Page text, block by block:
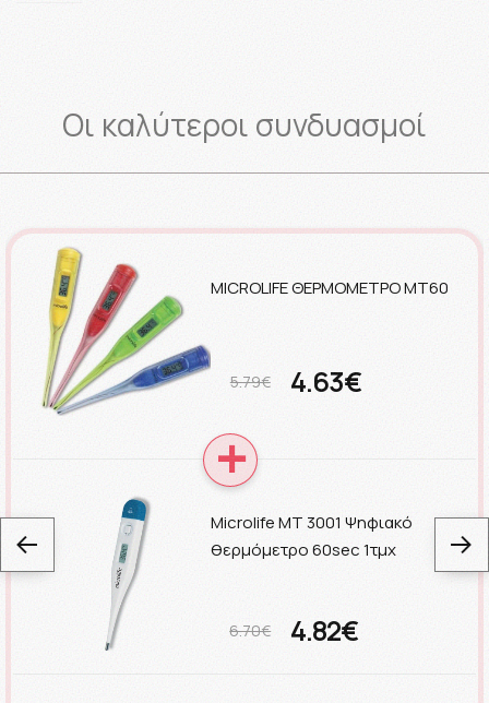
Οι καλύτεροι συνδυασμοί
MICROLIFE ΘΕΡΜΟΜΕΤΡΟ MT60
5.79€ 4.63€
Microlife MT 3001 Ψηφιακό
θερμόμετρο 60sec 1τμχ
6.70€ 4.82€